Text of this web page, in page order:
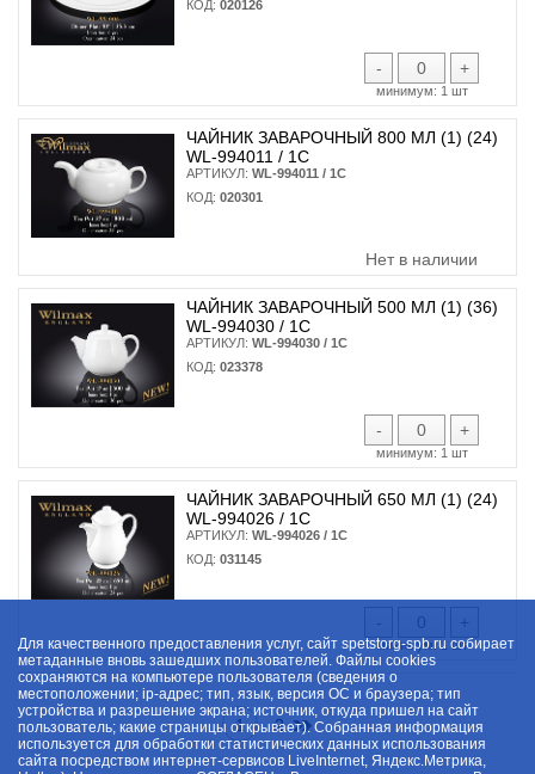
КОД: 020126
- +
минимум: 1 шт
ЧАЙНИК ЗАВАРОЧНЫЙ 800 МЛ (1) (24)
WL-994011 / 1C
АРТИКУЛ: WL-994011 / 1C
КОД: 020301
Нет в наличии
ЧАЙНИК ЗАВАРОЧНЫЙ 500 МЛ (1) (36)
WL-994030 / 1C
АРТИКУЛ: WL-994030 / 1C
КОД: 023378
- +
минимум: 1 шт
ЧАЙНИК ЗАВАРОЧНЫЙ 650 МЛ (1) (24)
WL-994026 / 1C
АРТИКУЛ: WL-994026 / 1C
КОД: 031145
- +
минимум:1 шт
1 2
Для качественного предоставления услуг, сайт spetstorg-spb.ru собирает
метаданные вновь зашедших пользователей. Файлы cookies
сохраняются на компьютере пользователя (сведения о
местоположении; ip-адрес; тип, язык, версия ОС и браузера; тип
устройства и разрешение экрана; источник, откуда пришел на сайт
пользователь; какие страницы открывает). Собранная информация
используется для обработки статистических данных использования
сайта посредством интернет-сервисов LiveInternet, Яндекс.Метрика,